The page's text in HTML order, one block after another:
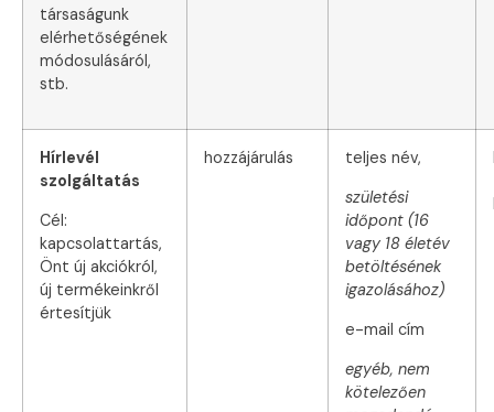
társaságunk
elérhetőségének
módosulásáról,
stb.
Hírlevél
szolgáltatás
Cél:
kapcsolattartás,
Önt új akciókról,
új termékeinkről
értesítjük
hozzájárulás
teljes név,
születési
időpont (16
vagy 18 életév
betöltésének
igazolásához)
e-mail cím
egyéb, nem
kötelezően